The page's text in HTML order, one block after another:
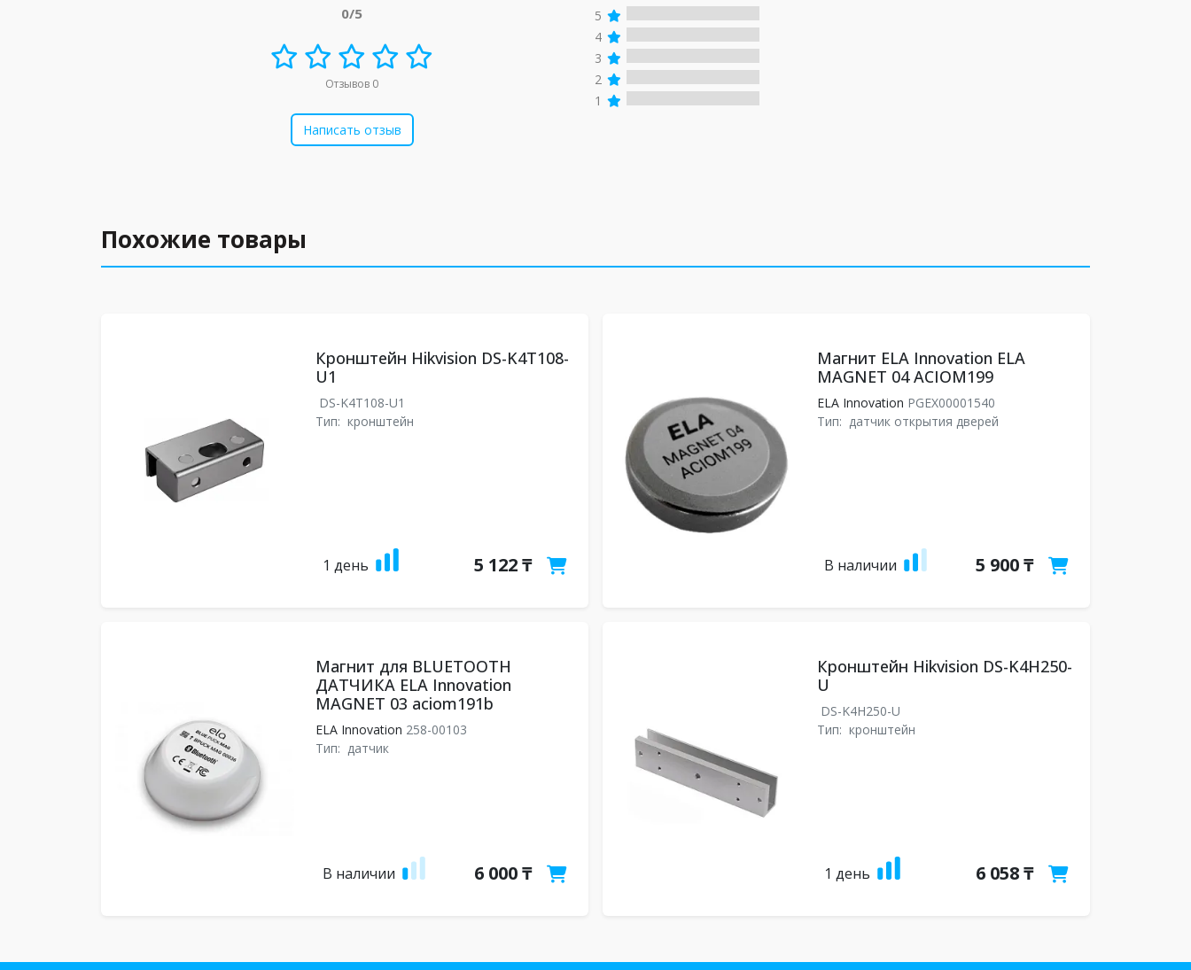
0/5
Отзывов 0
Написать отзыв
5
4
3
2
1
Похожие товары
Кронштейн Hikvision DS-K4T108-
U1
DS-K4T108-U1
Тип: кронштейн
1 день 5 122 ₸
Магнит ELA Innovation ELA
MAGNET 04 ACIOM199
ELA Innovation PGEX00001540
Тип: датчик открытия дверей
В наличии 5 900 ₸
Магнит для BLUETOOTH
ДАТЧИКА ELA Innovation
MAGNET 03 aciom191b
ELA Innovation 258-00103
Тип: датчик
В наличии 6 000 ₸
Кронштейн Hikvision DS-K4H250-
U
DS-K4H250-U
Тип: кронштейн
1 день 6 058 ₸